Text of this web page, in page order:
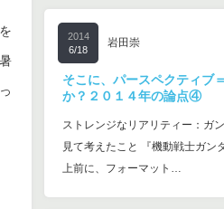
2014
6/18
岩田崇
そこに、パースペクティブ
か？２０１４年の論点④
ストレンジなリアリティー：ガ
見て考えたこと 『機動戦士ガン
上前に、フォーマット…